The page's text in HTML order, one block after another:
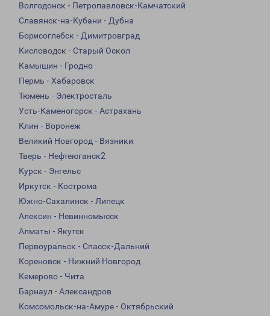
Волгодонск - Петропавловск-Камчатский
Славянск-на-Кубани - Дубна
Борисоглебск - Димитровград
Кисловодск - Старый Оскол
Камышин - Гродно
Пермь - Хабаровск
Тюмень - Электросталь
Усть-Каменогорск - Астрахань
Клин - Воронеж
Великий Новгород - Вязники
Тверь - Нефтеюганск2
Курск - Энгельс
Иркутск - Кострома
Южно-Сахалинск - Липецк
Алексин - Невинномысск
Алматы - Якутск
Первоуральск - Спасск-Дальний
Кореновск - Нижний Новгород
Кемерово - Чита
Барнаул - Александров
Комсомольск-на-Амуре - Октябрьский